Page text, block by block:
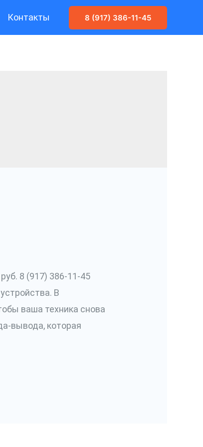
Контакты 8 (917) 386-11-45
8 (917) 386-11-45
В
ваша техника снова
вывода, которая